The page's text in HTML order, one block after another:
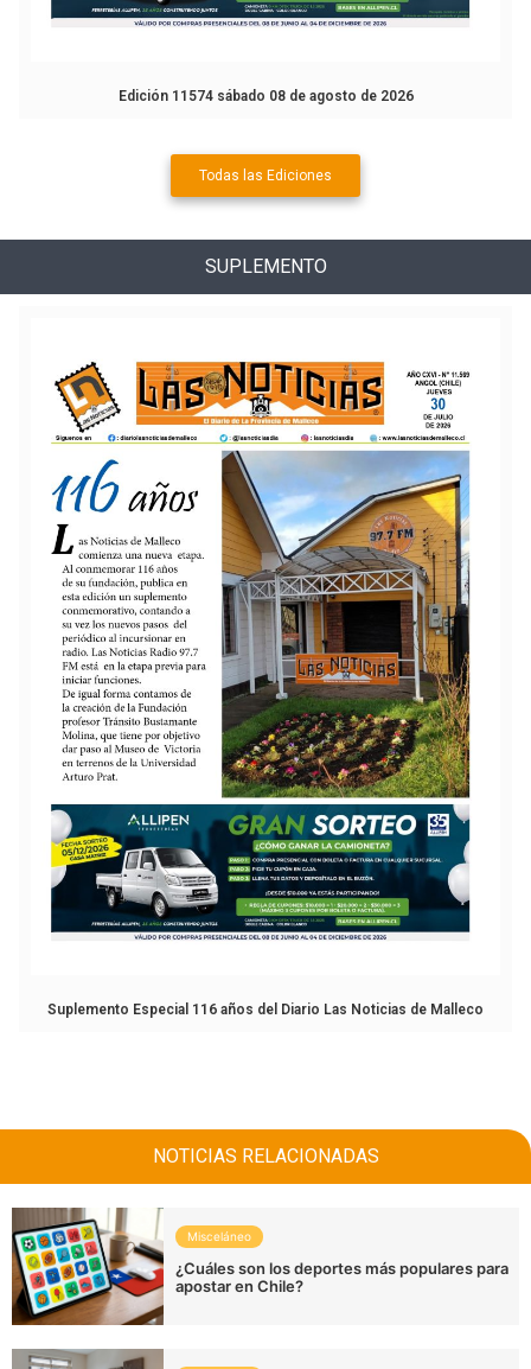
Edición 11574 sábado 08 de agosto de 2026
Todas las Ediciones
SUPLEMENTO
Suplemento Especial 116 años del Diario Las Noticias de Malleco
NOTICIAS RELACIONADAS
Misceláneo
¿Cuáles son los deportes más populares para
apostar en Chile?